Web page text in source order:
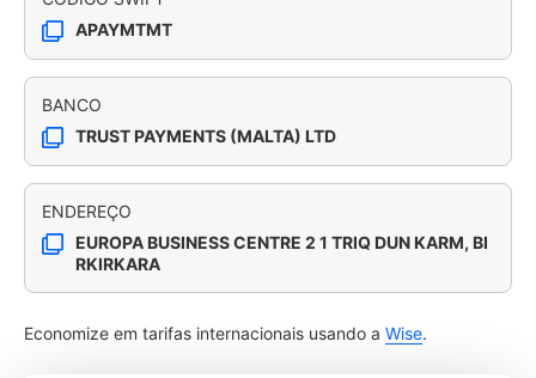
APAYMTMT
BANCO
TRUST PAYMENTS (MALTA) LTD
ENDEREÇO
EUROPA BUSINESS CENTRE 2 1 TRIQ DUN KARM, BI
RKIRKARA
Economize em tarifas internacionais usando a Wise.